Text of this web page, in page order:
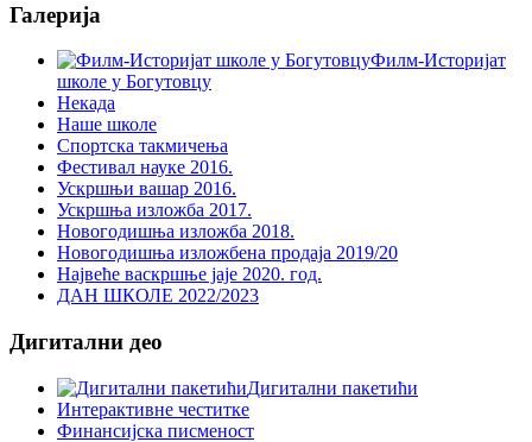
Галерија
Филм-Историјат
школе у Богутовцу
Некада
Наше школе
Спортска такмичења
Фестивал науке 2016.
Ускршњи вашар 2016.
Ускршња изложба 2017.
Новогодишња изложба 2018.
Новогодишња изложбена продаја 2019/20
Највеће васкршње јаје 2020. год.
ДАН ШКОЛЕ 2022/2023
Дигитални део
Дигитални пакетићи
Интерактивне честитке
Финансијска писменост